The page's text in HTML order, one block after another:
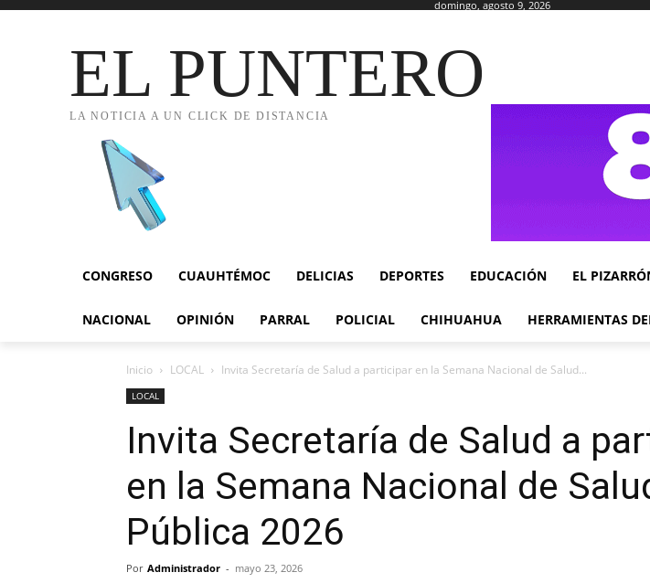
domingo, agosto 9, 2026
EL PUNTERO
LA NOTICIA A UN CLICK DE DISTANCIA
CONGRESO CUAUHTÉMOC DELICIAS DEPORTES EDUCACIÓN EL
NACIONAL OPINIÓN PARRAL POLICIAL CHIHUAHUA HERRAMIENTAS
Inicio LOCAL Invita Secretaría de Salud a participar en la Semana Nacional de Salud...
LOCAL
Invita Secretaría de Salud a
en la Semana Nacional de
Pública 2026
Por Administrador - mayo 23, 2026